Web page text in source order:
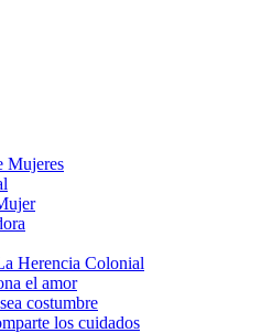
Mujeres
Herencia Colonial
el amor
costumbre
los cuidados